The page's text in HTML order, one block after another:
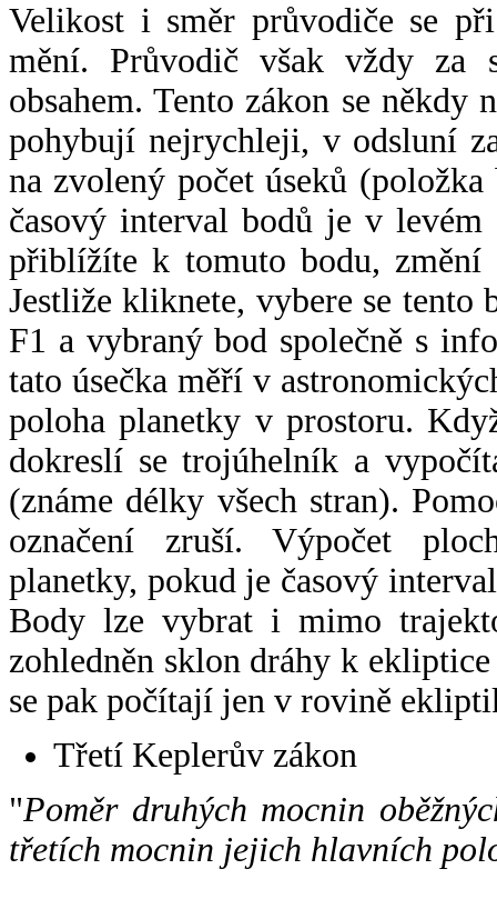
Velikost i směr průvodiče se
mění. Průvodič však vždy za
obsahem. Tento zákon se někdy
pohybují nejrychleji, v odsluní
na zvolený počet úseků
časový interval bodů je v
přiblížíte k tomuto bodu,
Jestliže kliknete, vybere se tento
F1 a vybraný bod společně s
tato úsečka měří v
poloha planetky v prostoru.
dokreslí se trojúhelník a
(známe délky všech stran).
označení zruší. Výpočet
planetky, pokud je časový
Body lze vybrat i mimo
zohledněn sklon dráhy k
se pak počítají jen v rovině
Třetí Keplerův zákon
"Poměr druhých mocnin
třetích mocnin jejich hlavních